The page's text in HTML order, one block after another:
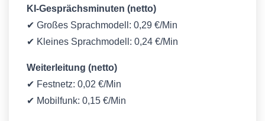
KI-Gesprächsminuten (netto)
✔ Großes Sprachmodell: 0,29 €/Min
✔ Kleines Sprachmodell: 0,24 €/Min
Weiterleitung (netto)
✔ Festnetz: 0,02 €/Min
✔ Mobilfunk: 0,15 €/Min